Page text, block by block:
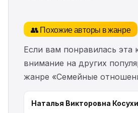
👥 Похожие авторы в жанре
Если вам понравилась эта
внимание на других
жанре «Семейные
Наталья Викторовна